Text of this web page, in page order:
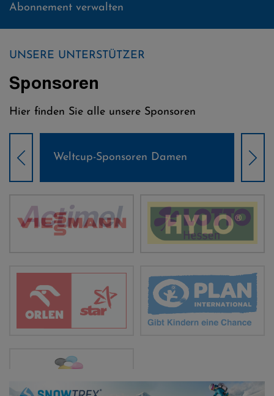
Abonnement verwalten
UNSERE UNTERSTÜTZER
Sponsoren
Hier finden Sie alle unsere Sponsoren
Weltcup-Sponsoren Damen